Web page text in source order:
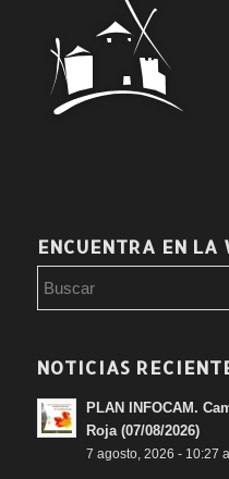
ENCUENTRA EN LA
NOTICIAS
PLAN INFOCAM.
Roja (07/08/2026)
7 agosto, 2026 - 10:27